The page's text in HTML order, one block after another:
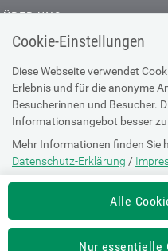
Cookie-Einstellungen
Diese Webseite verwendet
Erlebnis und für die anonyme
Besucherinnen und Besucher.
Informationsangebot besser
Mehr Informationen finden Sie
Datenschutz-Erklärung /
Die Einstellung können Sie
Alle
Nur essentielle
ÜBER UNS
Kontakt
Offene Stellen
Presse
DATENSCHUTZ
Cookie-Erklärung
Datenschutz-Erklärung
Impressum